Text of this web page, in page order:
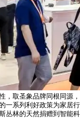
，取圣象品牌同根同源，
一系列利好政策为家居行
丛林的天然捐赠到智能科